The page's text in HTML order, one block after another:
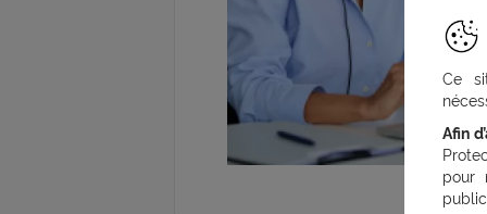
Ce
Afin
pour